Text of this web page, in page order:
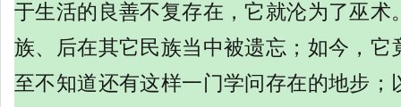
于生活的良善不复存在，它就沦为了巫术
族、后在其它民族当中被遗忘；如今，它
至不知道还有这样一门学问存在的地步；